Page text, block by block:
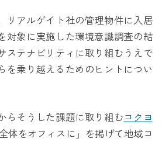
リアルゲイト社の管理物件に入居
対象に実施した環境意識調査の結
ステナビリティに取り組むうえで
を乗り越えるためのヒントについ
らそうした課題に取り組むコクヨ
体をオフィスに」を掲げて地域コ